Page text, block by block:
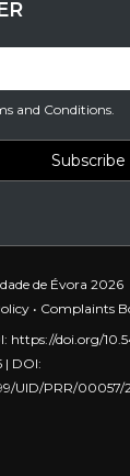
and Conditions.
de Évora 2026
• Complaints
https://doi.org/
| DOI:
UID/PRR/00057/